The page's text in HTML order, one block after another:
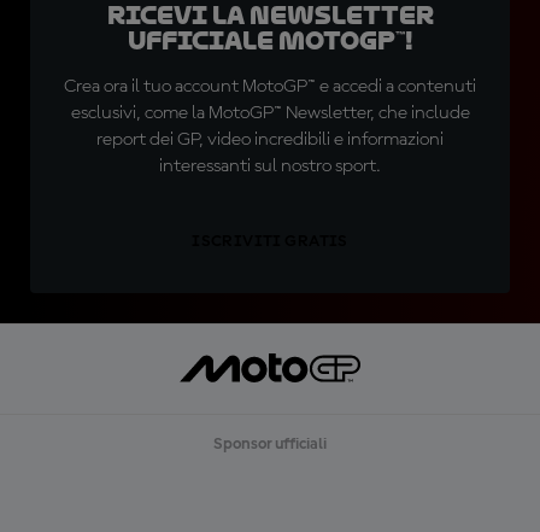
Ricevi la newsletter
ufficiale MotoGP™!
Crea ora il tuo account MotoGP™ e accedi a contenuti
esclusivi, come la MotoGP™ Newsletter, che include
report dei GP, video incredibili e informazioni
interessanti sul nostro sport.
Sponsor ufficiali